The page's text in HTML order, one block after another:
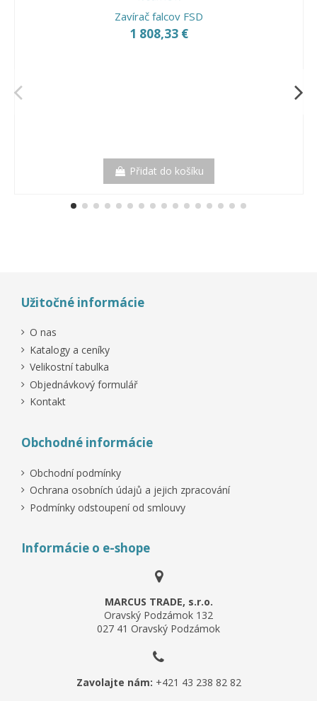
Zavírač falcov FSD
1 808,33 €
Přidat do košíku
Užitočné informácie
O nas
Katalogy a ceníky
Velikostní tabulka
Objednávkový formulář
Kontakt
Obchodné informácie
Obchodní podmínky
Ochrana osobních údajů a jejich zpracování
Podmínky odstoupení od smlouvy
Informácie o e-shope
MARCUS TRADE, s.r.o.
Oravský Podzámok 132
027 41 Oravský Podzámok
Zavolajte nám: +421 43 238 82 82